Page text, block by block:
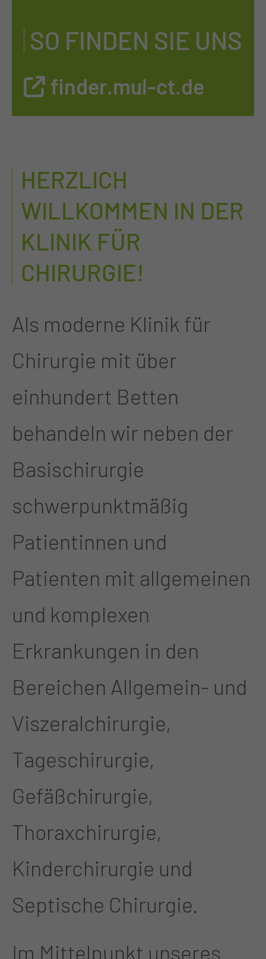
SO FINDEN SIE UNS
finder.mul-ct.de
HERZLICH
WILLKOMMEN IN DER
KLINIK FÜR
CHIRURGIE!
Als moderne Klinik für
Chirurgie mit über
einhundert Betten
behandeln wir neben der
Basischirurgie
schwerpunktmäßig
Patientinnen und
Patienten mit allgemeinen
und komplexen
Erkrankungen in den
Bereichen Allgemein- und
Viszeralchirurgie,
Tageschirurgie,
Gefäßchirurgie,
Thoraxchirurgie,
Kinderchirurgie und
Septische Chirurgie.
Im Mittelpunkt unseres